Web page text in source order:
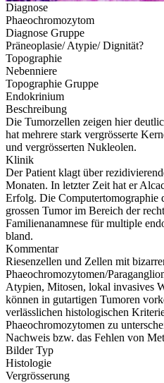
Diagnose
Phaeochromozytom
Diagnose Gruppe
Präneoplasie/ Atypie/ Dignität?
Topographie
Nebenniere
Topographie Gruppe
Endokrinium
Beschreibung
Die Tumorzellen zeigen hier
hat mehrere stark vergrösserte
und vergrösserten Nukleolen.
Klinik
Der Patient klagt über
Monaten. In letzter Zeit hat er
Erfolg. Die Computertomographie
grossen Tumor im Bereich der
Familienanamnese für multiple
bland.
Kommentar
Riesenzellen und Zellen mit
Phaeochromozytomen/
Atypien, Mitosen, lokal invasives
können in gutartigen Tumoren
verlässlichen histologischen
Phaeochromozytomen zu
Nachweis bzw. das Fehlen von
Bilder Typ
Histologie
Vergrösserung